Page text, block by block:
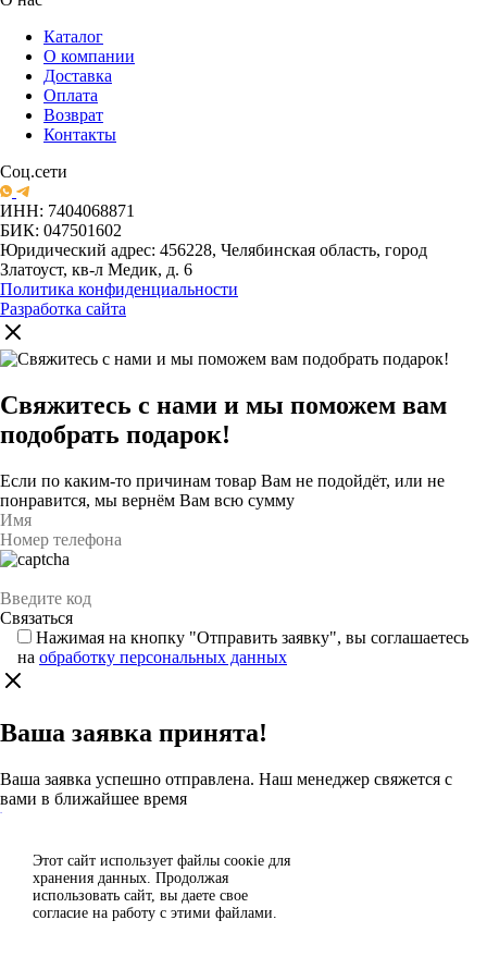
Каталог
О компании
Доставка
Оплата
Возврат
Контакты
Соц.сети
ИНН: 7404068871
БИК: 047501602
Юридический адрес: 456228, Челябинская область, город
Златоуст, кв-л Медик, д. 6
Политика конфиденциальности
Разработка сайта
Свяжитесь с нами и мы поможем вам
подобрать подарок!
Если по каким-то причинам товар Вам не подойдёт, или не
понравится, мы вернём Вам всю сумму
Нажимая на кнопку "Отправить заявку", вы соглашаетесь
на обработку персональных данных
Ваша заявка принята!
Ваша заявка успешно отправлена. Наш менеджер свяжется с
вами в ближайшее время
Каталог
Спасибо за отзыв!
Этот сайт использует файлы сoокіе для
хранения данных. Продолжая
использовать сайт, вы даете свое
согласие на работу с этими файлами.